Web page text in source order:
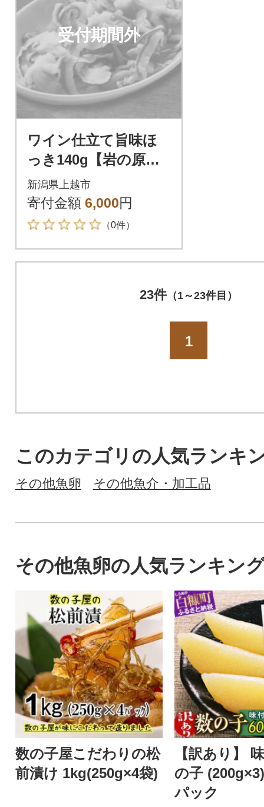
受付期間外
ワイン仕立て旨味ほ
っき140g【岩の原葡
萄園製造ワイン使用】
新潟県上越市
寄付金額 6,000円
（0件）
23件（1～23件目）
1
このカテゴリの人気ランキ
その他魚卵 その他魚介・加工品
その他魚卵の人気ランキン
数の子屋こだわりの松
前漬け 1kg(250g×4袋)
【訳あり】
の子
パック